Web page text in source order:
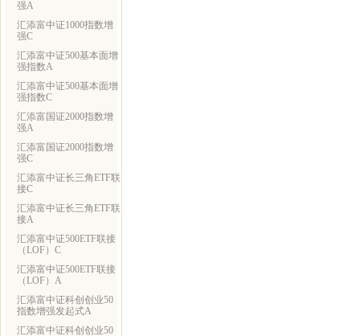
强A
汇添富中证1000指数增
强C
汇添富中证500基本面增
强指数A
汇添富中证500基本面增
强指数C
汇添富国证2000指数增
强A
汇添富国证2000指数增
强C
汇添富中证长三角ETF联
接C
汇添富中证长三角ETF联
接A
汇添富中证500ETF联接
（LOF）C
汇添富中证500ETF联接
（LOF）A
汇添富中证科创创业50
指数增强发起式A
汇添富中证科创创业50